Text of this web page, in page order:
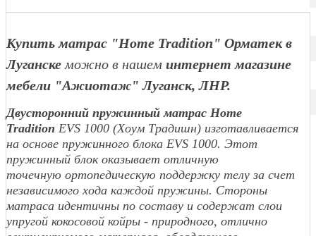
Купить матрас "Home Tradition" Орматек в
Луганскеможно в нашем интернет магазине
мебели "Ажиотаж" Луганск, ЛНР.
Двусторонний пружинный матрас Home
Tradition EVS 1000 (Хоум Традишн) изготавливается
на основе пружинного блока EVS 1000. Этот
пружинный блок оказывает отличную
точечную ортопедическую поддержку телу за счет
независимого хода каждой пружины. Стороны
матраса идентичны по составу и содержат слои
упругой кокосовой койры - природного, отлично